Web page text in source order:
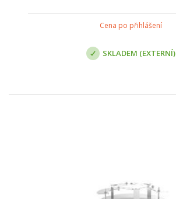
Cena po přihlášení
SKLADEM (EXTERNÍ)